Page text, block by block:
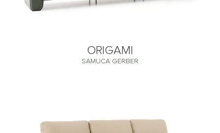
ORIGAMI
SAMUCA GERBER